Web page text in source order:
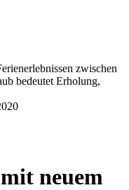
zwischen
bedeutet Erholung,
neuem